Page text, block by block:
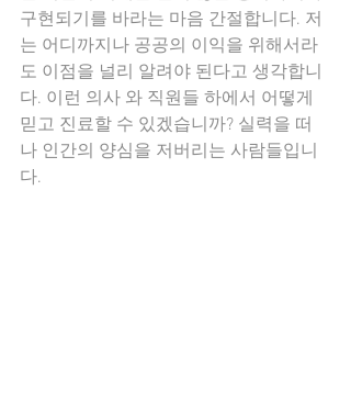
구현되기를 바라는 마음 간절합니다. 저
는 어디까지나 공공의 이익을 위해서라
도 이점을 널리 알려야 된다고 생각합니
다. 이런 의사 와 직원들 하에서 어떻게
믿고 진료할 수 있겠습니까? 실력을 떠
나 인간의 양심을 저버리는 사람들입니
다.